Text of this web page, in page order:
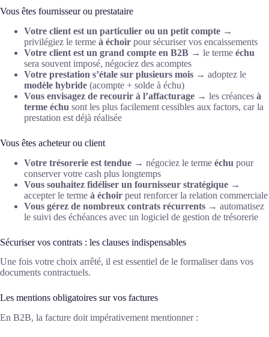
Vous êtes fournisseur ou prestataire
Votre client est un particulier ou un petit compte →
privilégiez le terme à échoir pour sécuriser vos encaissements
Votre client est un grand compte en B2B → le terme échu
sera souvent imposé, négociez des acomptes
Votre prestation s’étale sur plusieurs mois → adoptez le
modèle hybride (acompte + solde à échu)
Vous envisagez de recourir à l’affacturage → les créances à
terme échu sont les plus facilement cessibles aux factors, car la
prestation est déjà réalisée
Vous êtes acheteur ou client
Votre trésorerie est tendue → négociez le terme échu pour
conserver votre cash plus longtemps
Vous souhaitez fidéliser un fournisseur stratégique →
accepter le terme à échoir peut renforcer la relation commerciale
Vous gérez de nombreux contrats récurrents → automatisez
le suivi des échéances avec un logiciel de gestion de trésorerie
Sécuriser vos contrats : les clauses indispensables
Une fois votre choix arrêté, il est essentiel de le formaliser dans vos
documents contractuels.
Les mentions obligatoires sur vos factures
En B2B, la facture doit impérativement mentionner :